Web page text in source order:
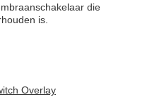
die
is.
Overlay